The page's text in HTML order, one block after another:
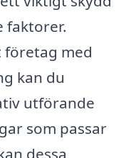
faktorer.
företag med
kan du
utförande
som passar
dessa